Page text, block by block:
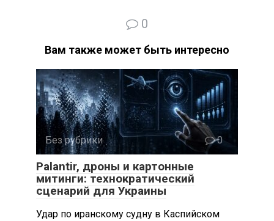
0
Вам также может быть интересно
Без рубрики 0
Palantir, дроны и картонные
митинги: технократический
сценарий для Украины
Удар по иранскому судну в Каспийском